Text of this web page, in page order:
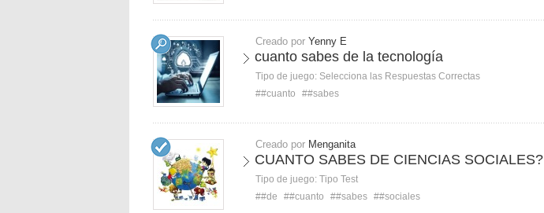
Creado por Yenny E
cuanto sabes de la tecnología
Tipo de juego: Selecciona las Respuestas Correctas
##cuanto
##sabes
Creado por Menganita
CUANTO SABES DE CIENCIAS SOCIALES?
Tipo de juego: Tipo Test
##de
##cuanto ##sabes ##sociales